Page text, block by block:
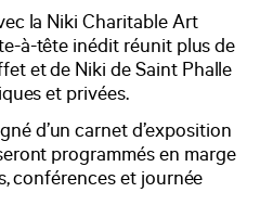
la Niki Charitable Art
à-tête inédit réunit plus de
et de Niki de Saint Phalle
et privées.
d’un carnet d’exposition
programmés en marge
conférences et journée